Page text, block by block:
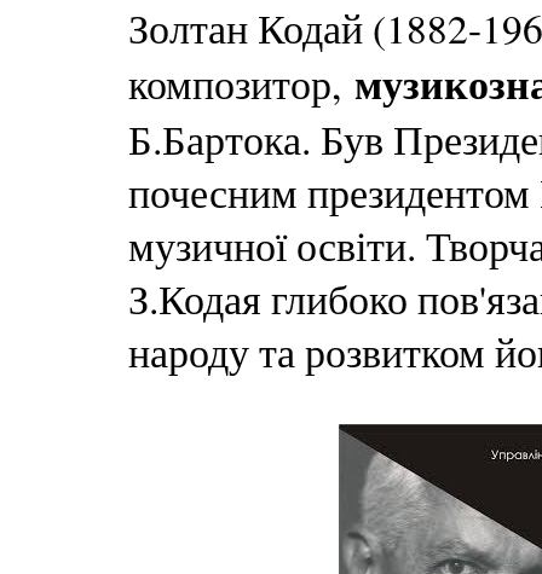
Золтан Кодай (1882-
композитор,
Б.Бартока. Був
почесним
музичної освіти.
З.Кодая глибоко
народу та розвитком